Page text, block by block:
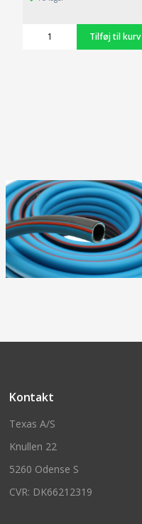
Kontakt
Texas A/S
Knullen 22
5260 Odense S
CVR: DK66212319